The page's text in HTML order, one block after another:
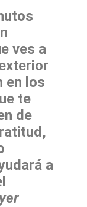
ves a
en los
te
de
a